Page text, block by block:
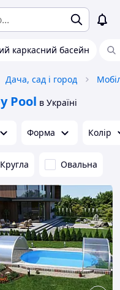
каркасний басейн
Дача, сад і город
Pool в Україні
Форма Колір
Кругла Овальна